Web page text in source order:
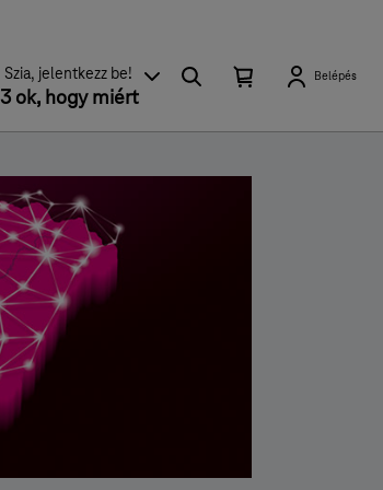
Szia, jelentkezz be!
3 ok, hogy miért
KeresésKosárban
található
Kosár
Belépés